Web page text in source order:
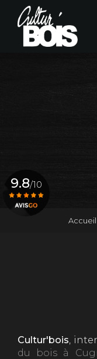
contenu
principal
9.8/10
Accueil
Cultur'bois,
du bois à